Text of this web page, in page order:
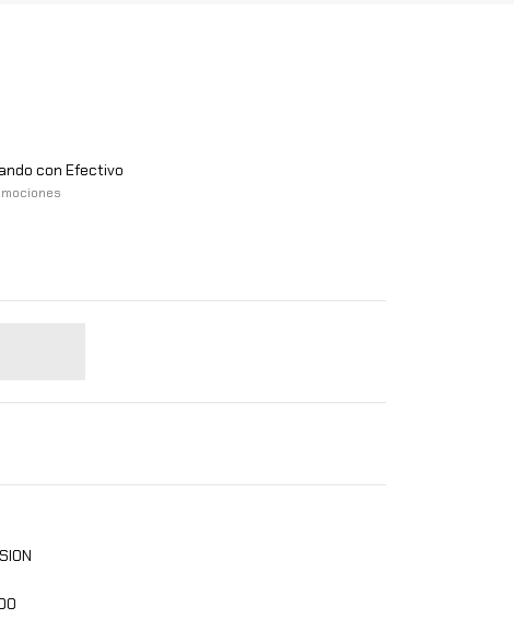
con Efectivo